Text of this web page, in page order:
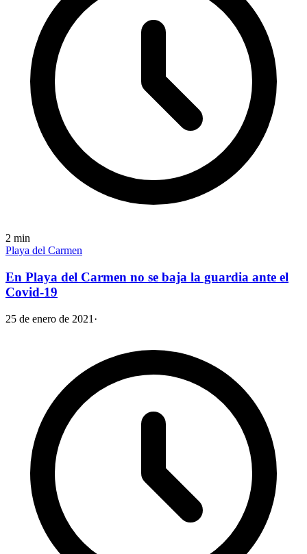
2 min
Playa del Carmen
En Playa del Carmen no se baja la guardia ante el
Covid-19
25 de enero de 2021 ·